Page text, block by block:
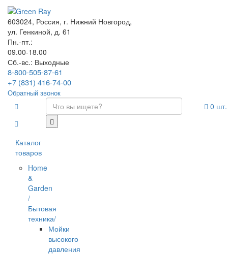
603024, Россия, г. Нижний Новгород,
ул. Генкиной, д. 61
Пн.-пт.:
09.00-18.00
Сб.-вс.: Выходные
8-800-505-87-61
+7 (831) 416-74-00
Обратный звонок
Каталог
товаров
Home
&
Garden
/
Бытовая
техника/
Мойки
высокого
давления
0